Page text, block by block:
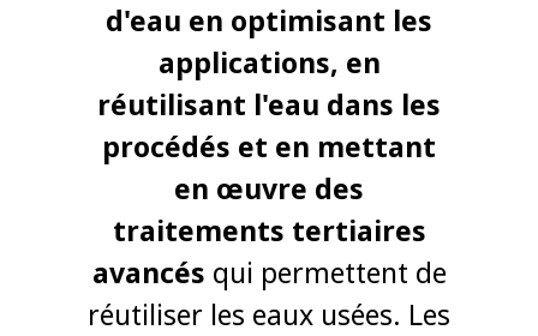
d'eau en optimisant les
applications, en
réutilisant l'eau dans les
procédés et en mettant
en œuvre des
traitements tertiaires
avancés qui permettent de
réutiliser les eaux usées. Les